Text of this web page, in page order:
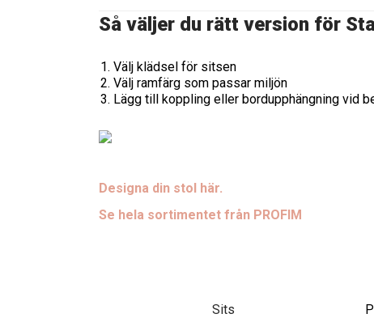
Så väljer du rätt version för
Välj klädsel för sitsen
Välj ramfärg som passar miljön
Lägg till koppling eller bordupphängning vid
Designa din stol här.
Se hela sortimentet från PROFIM
Sits